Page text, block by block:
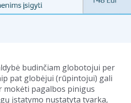
budinčiam globotojui per
pat globėjui (rūpintojui) gali
pagalbos pinigus
įstatymo nustatyta tvarka,